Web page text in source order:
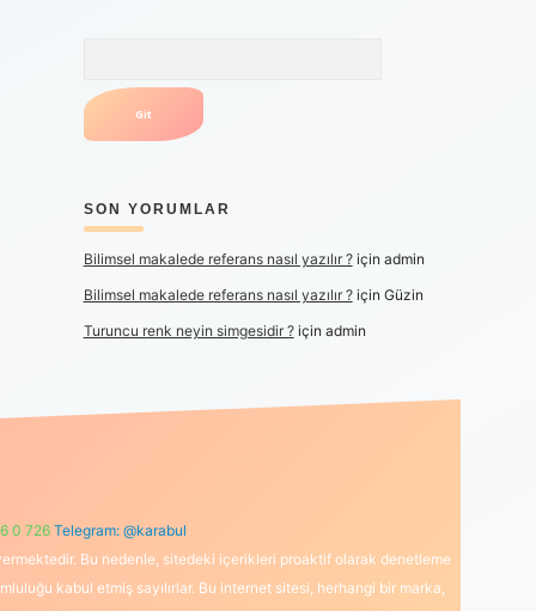
SON YORUMLAR
Bilimsel makalede referans nasıl yazılır ?için admin
Bilimsel makalede referans nasıl yazılır ?için Güzin
Turuncu renk neyin simgesidir ?için admin
0 726 Telegram: @karabul
Bu nedenle, sitedeki içerikleri proaktif olarak denetleme
kabul etmiş sayılırlar. Bu internet sitesi, herhangi bir marka,